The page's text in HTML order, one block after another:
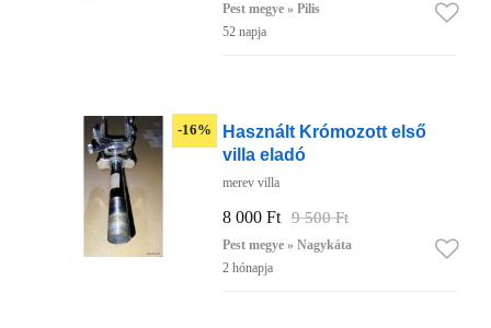
Pest megye » Pilis
52 napja
-16%
Használt Krómozott első
villa eladó
merev villa
8 000 Ft 9 500 Ft
Pest megye » Nagykáta
2 hónapja